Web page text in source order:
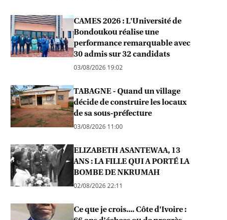
CAMES 2026 : L'Université de
Bondoukou réalise une
performance remarquable avec
30 admis sur 32 candidats
03/08/2026 19:02
TABAGNE - Quand un village
décide de construire les locaux
de sa sous-préfecture
03/08/2026 11:00
ELIZABETH ASANTEWAA, 13
ANS : LA FILLE QUI A PORTÉ LA
BOMBE DE NKRUMAH
02/08/2026 22:11
Ce que je crois.... Côte d'Ivoire :